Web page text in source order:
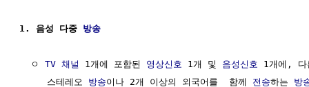
1. 음성 다중 방송
  ㅇ
TV 채널 1개에 포함된 영상신호 1개 및 음성신호 1개에,
     스테레오
방송이나 2개 이상의 외국어를  함께 전송하는 방